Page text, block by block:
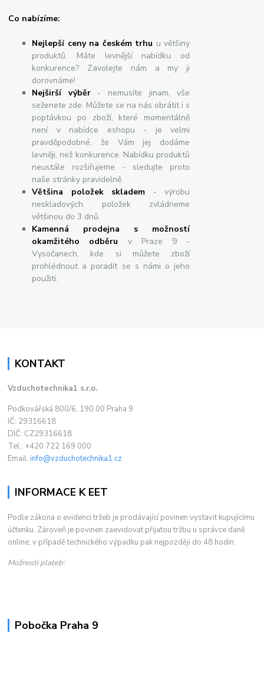
Co nabízíme:
Nejlepší ceny na českém trhu u většiny
produktů. Máte levnější nabídku od
konkurence? Zavolejte nám a my ji
dorovnáme!
Nejširšívýběr- nemusíte jinam, vše
seženete zde. Můžete se na nás obrátit i s
poptávkou po zboží, které momentálně
není v nabídce eshopu - je velmi
pravděpodobné, že Vám jej dodáme
levněji, než konkurence. Nabídku produktů
neustále rozšiřujeme - sledujte proto
naše stránky pravidelně.
Většina položek skladem - výrobu
neskladových položek zvládneme
většinou do 3 dnů.
Kamenná prodejna s možností
okamžitého odběru v Praze 9 -
Vysočanech, kde si můžete zboží
prohlédnout a poradit se s námi o jeho
použití.
KONTAKT
Vzduchotechnika1 s.r.o.
Podkovářská 800/6, 190 00 Praha 9
IČ: 29316618
DIČ: CZ29316618
Tel.: +420 722 169 000
Email:info@vzduchotechnika1.cz
INFORMACE K EET
Podle zákona o evidenci tržeb je prodávající povinen vystavit kupujícímu
účtenku. Zároveň je povinen zaevidovat přijatou tržbu u správce daně
online; v případě technického výpadku pak nejpozději do 48 hodin.
Možnosti plateb:
Pobočka Praha 9